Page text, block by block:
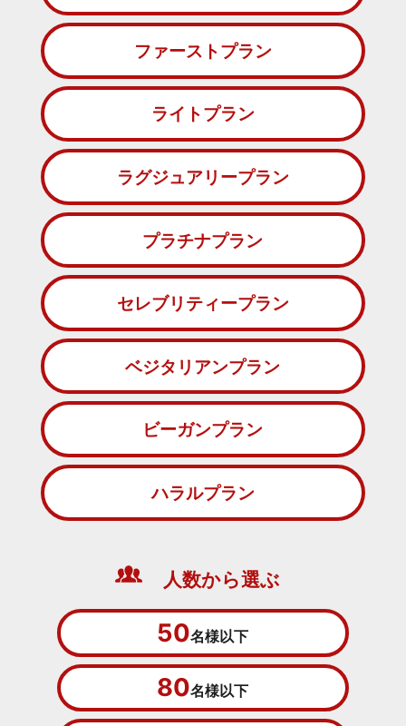
ファーストプラン
ライトプラン
ラグジュアリープラン
プラチナプラン
セレブリティープラン
ベジタリアンプラン
ビーガンプラン
ハラルプラン
人数から選ぶ
50名様以下
80名様以下